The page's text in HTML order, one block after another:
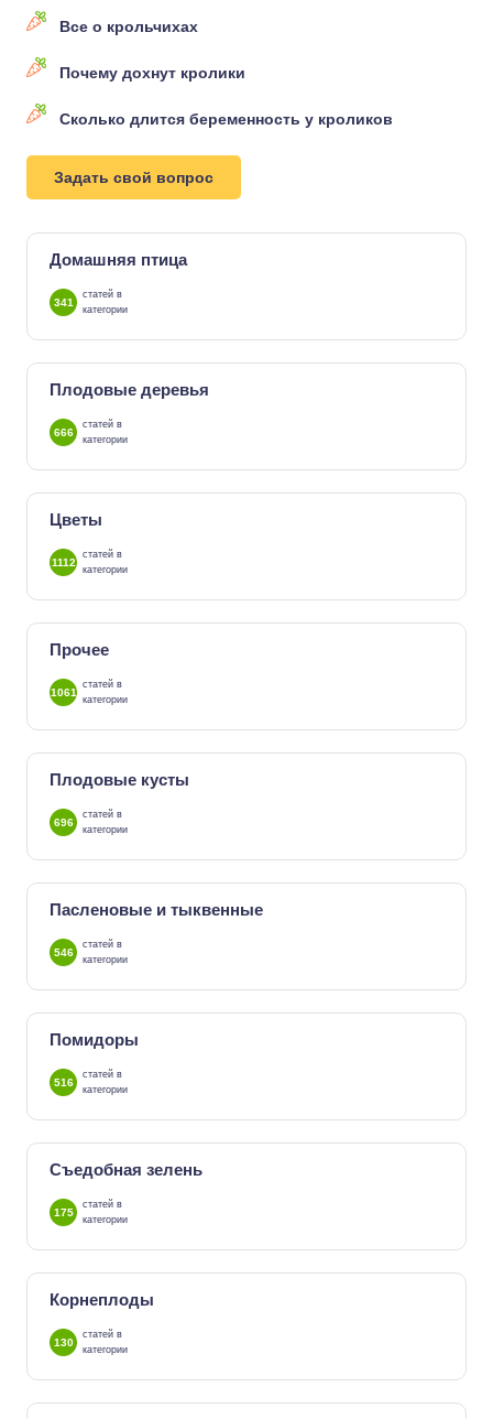
Все о крольчихах
Почему дохнут кролики
Сколько длится беременность у кроликов
Задать свой вопрос
Домашняя птица
341
статей в
категории
Плодовые деревья
666
статей в
категории
Цветы
1112
статей в
категории
Прочее
1061
статей в
категории
Плодовые кусты
696
статей в
категории
Пасленовые и тыквенные
546
статей в
категории
Помидоры
516
статей в
категории
Съедобная зелень
175
статей в
категории
Корнеплоды
130
статей в
категории